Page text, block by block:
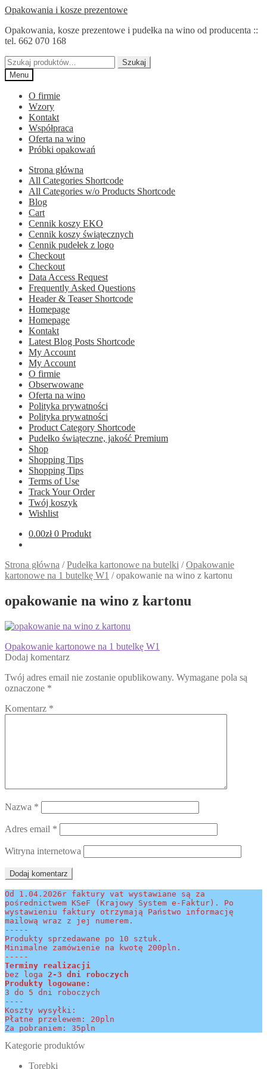
Przejdź
nawigacji
Przejdź
treści
Opakowania i kosze prezentowe
Opakowania, kosze prezentowe i pudełka na wino od producenta ::
tel. 662 070 168
Szukaj:
Szukaj
Menu
O firmie
Wzory
Kontakt
Współpraca
Oferta na wino
Próbki opakowań
Strona główna
All Categories Shortcode
All Categories w/o Products Shortcode
Blog
Cart
Cennik koszy EKO
Cennik koszy świątecznych
Cennik pudełek z logo
Checkout
Checkout
Data Access Request
Frequently Asked Questions
Header & Teaser Shortcode
Homepage
Homepage
Kontakt
Latest Blog Posts Shortcode
My Account
My Account
O firmie
Obserwowane
Oferta na wino
Polityka prywatności
Polityka prywatności
Product Category Shortcode
Pudełko świąteczne, jakość Premium
Shop
Shopping Tips
Shopping Tips
Terms of Use
Track Your Order
Twój koszyk
Wishlist
0.00zł 0 Produkt
Strona główna /Pudełka kartonowe na butelki /Opakowanie
kartonowe na 1 butelkę W1 /opakowanie na wino z kartonu
opakowanie na wino z kartonu
Nawigacja
wpisu
Poprzedni
wpis:
Opakowanie kartonowe na 1 butelkę W1
Dodaj komentarz
Twój adres email nie zostanie opublikowany. Wymagane pola są
oznaczone *
Komentarz *
Nazwa *
Adres email *
Witryna internetowa
Od 1.04.2026r faktury vat wystawiane są za
pośrednictwem KSeF (Krajowy System e-Faktur). Po
wystawieniu faktury otrzymają Państwo informację
mailową wraz z jej numerem.
-----
Produkty sprzedawane po 10 sztuk.
Minimalne zamówienie na kwotę 200pln.
-----
Terminy realizacji
bez loga 2-3 dni roboczych
Produkty logowane:
3 do 5 dni roboczych
----
Koszty wysyłki:
Płatne przelewem: 20pln
Za pobraniem: 35pln
Kategorie produktów
Torebki